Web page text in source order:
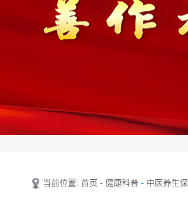
当前位置: 首页 - 健康科普 - 中医养生